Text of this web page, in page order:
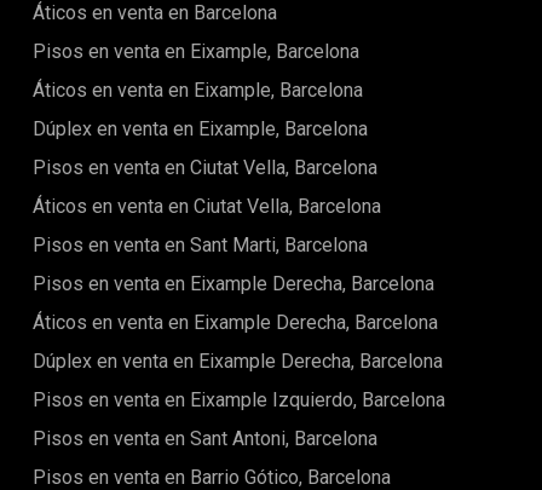
Áticos en venta en Barcelona
Pisos en venta en Eixample, Barcelona
Áticos en venta en Eixample, Barcelona
Dúplex en venta en Eixample, Barcelona
Pisos en venta en Ciutat Vella, Barcelona
Áticos en venta en Ciutat Vella, Barcelona
Pisos en venta en Sant Marti, Barcelona
Pisos en venta en Eixample Derecha, Barcelona
Áticos en venta en Eixample Derecha, Barcelona
Dúplex en venta en Eixample Derecha, Barcelona
Pisos en venta en Eixample Izquierdo, Barcelona
Pisos en venta en Sant Antoni, Barcelona
Pisos en venta en Barrio Gótico, Barcelona